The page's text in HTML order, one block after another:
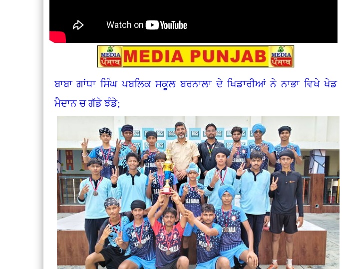
ਬਾਬਾ ਗਾਂਧਾ ਸਿੰਘ ਪਬਲਿਕ ਸਕੂਲ ਬਰਨਾਲਾ ਦੇ ਖਿਡਾਰੀਆਂ ਨੇ ਨਾਭਾ ਵਿਖੇ ਖੇਡ
ਮੈਦਾਨ ਚ ਗੱਡੇ ਝੰਡੇ;